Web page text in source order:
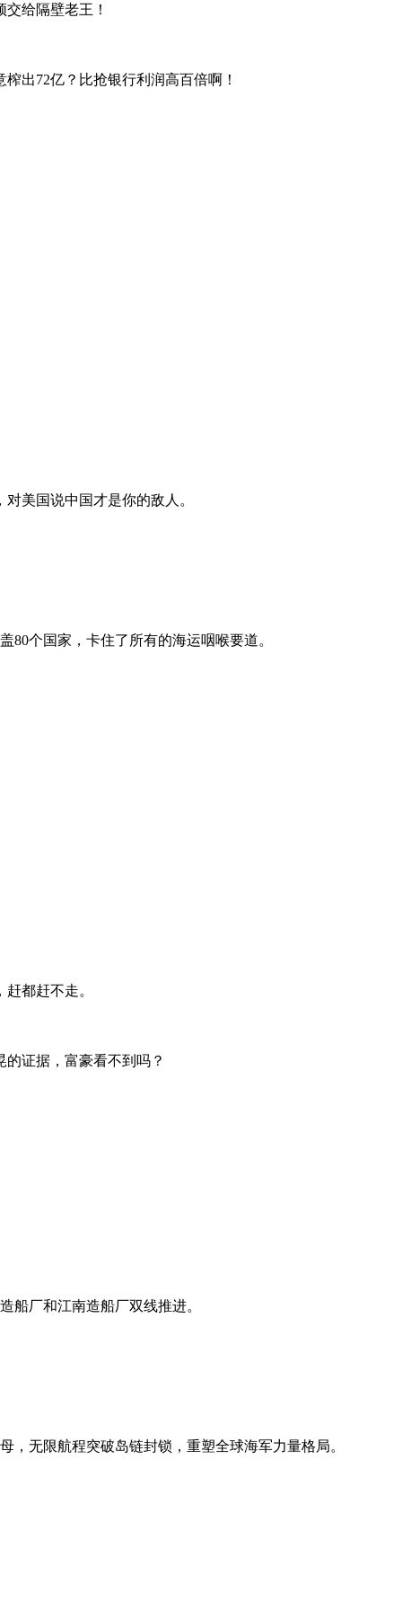
给隔壁老王！
出72亿？比抢银行利润高百倍啊！
美国说中国才是你的敌人。
个国家，卡住了所有的海运咽喉要道。
都赶不走。
证据，富豪看不到吗？
船厂和江南造船厂双线推进。
，无限航程突破岛链封锁，重塑全球海军力量格局。